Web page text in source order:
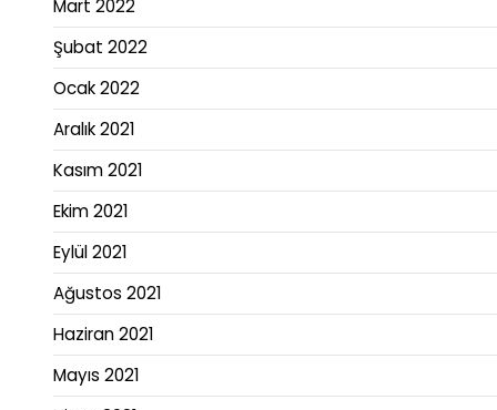
Mart 2022
Şubat 2022
Ocak 2022
Aralık 2021
Kasım 2021
Ekim 2021
Eylül 2021
Ağustos 2021
Haziran 2021
Mayıs 2021